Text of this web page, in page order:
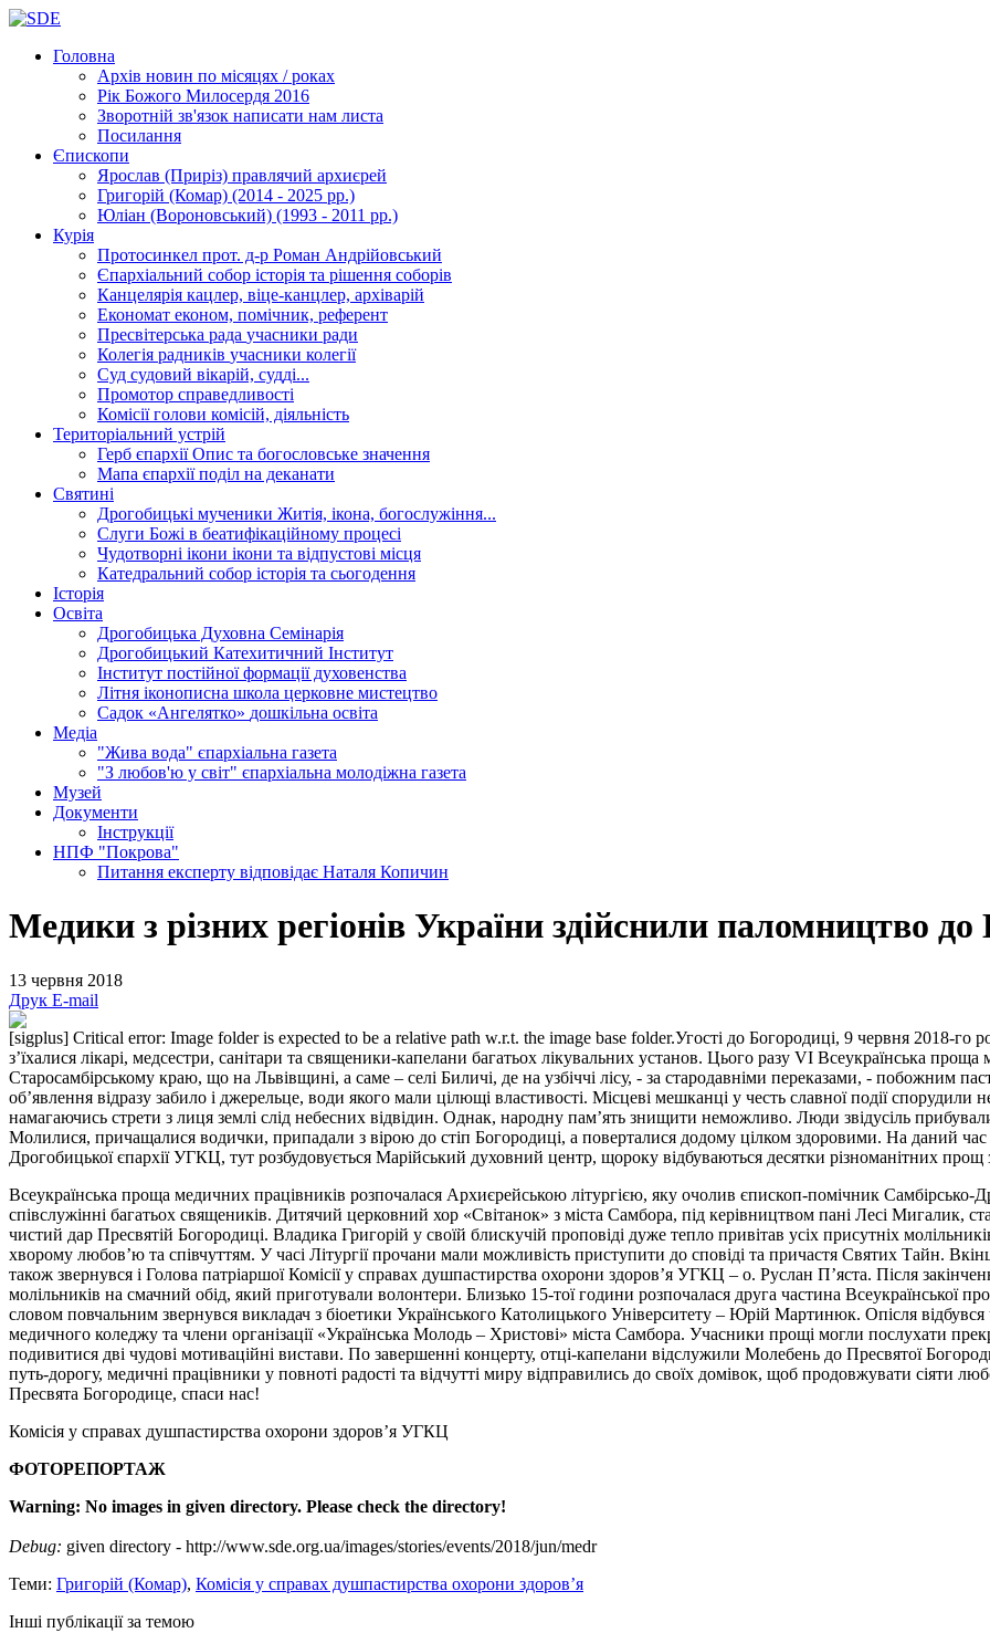
Головна
Архів новин по місяцях / роках
Рік Божого Милосердя 2016
Зворотній зв'язок написати нам листа
Посилання
Єпископи
Ярослав (Приріз) правлячий архиєрей
Григорій (Комар) (2014 - 2025 рр.)
Юліан (Вороновський) (1993 - 2011 рр.)
Курія
Протосинкел прот. д-р Роман Андрійовський
Єпархіальний собор історія та рішення соборів
Канцелярія кацлер, віце-канцлер, архіварій
Економат економ, помічник, референт
Пресвітерська рада учасники ради
Колегія радників учасники колегії
Суд судовий вікарій, судді...
Промотор справедливості
Комісіїголови комісій, діяльність
Територіальний устрій
Герб єпархіїОпис та богословське значення
Мапа єпархіїподіл на деканати
Святині
Дрогобицькі мученики Житія, ікона, богослужіння...
Слуги Божі в беатифікаційному процесі
Чудотворні ікони ікони та відпустові місця
Катедральний собор історія та сьогодення
Історія
Освіта
Дрогобицька Духовна Семінарія
Дрогобицький Катехитичний Інститут
Інститут постійної формації духовенства
Літня іконописна школа церковне мистецтво
Садок «Ангелятко» дошкільна освіта
Медіа
"Жива вода" єпархіальна газета
"З любов'ю у світ" єпархіальна молодіжна газета
Музей
Документи
Інструкції
НПФ "Покрова"
Питання експерту відповідає Наталя Копичин
Медики з різних регіонів України здійснили паломництво
13 червня 2018
Друк E-mail
[sigplus] Critical error: Image folder is expected to be a relative path w.r.t. the image base folder.Угості до Богородиці, 9 червня 2018-го
з’їхалися лікарі, медсестри, санітари та священики-капелани багатьох лікувальних установ. Цього разу VI Всеукраїнська
Старосамбірському краю, що на Львівщині, а саме – селі Биличі, де на узбіччі лісу, - за стародавніми переказами, - побожним
об’явлення відразу забило і джерельце, води якого мали цілющі властивості. Місцеві мешканці у честь славної події
намагаючись стрети з лиця землі слід небесних відвідин. Однак, народну пам’ять знищити неможливо. Люди звідусіль
Молилися, причащалися водички, припадали з вірою до стіп Богородиці, а поверталися додому цілком здоровими. На даний
Дрогобицької єпархії УГКЦ, тут розбудовується Марійський духовний центр, щороку відбуваються десятки різноманітних
Всеукраїнська проща медичних працівників розпочалася Архиєрейською літургією, яку очолив єпископ-помічник
співслужінні багатьох священиків. Дитячий церковний хор «Світанок» з міста Самбора, під керівництвом пані Лесі Мигалик,
чистий дар Пресвятій Богородиці. Владика Григорій у своїй блискучій проповіді дуже тепло привітав усіх присутніх
хворому любов’ю та співчуттям. У часі Літургії прочани мали можливість приступити до сповіді та причастя Святих Тайн.
також звернувся і Голова патріаршої Комісії у справах душпастирства охорони здоров’я УГКЦ – о. Руслан П’яста. Після
молільників на смачний обід, який приготували волонтери. Близько 15-тої години розпочалася друга частина Всеукраїнської
словом повчальним звернувся викладач з біоетики Українського Католицького Університету – Юрій Мартинюк. Опісля
медичного коледжу та члени організації «Українська Молодь – Христові» міста Самбора. Учасники прощі могли послухати
подивитися дві чудові мотиваційні вистави. По завершенні концерту, отці-капелани відслужили Молебень до Пресвятої
путь-дорогу, медичні працівники у повноті радості та відчутті миру відправились до своїх домівок, щоб продовжувати сіяти
Пресвята Богородице, спаси нас!
Комісія у справах душпастирства охорони здоров’я УГКЦ
ФОТОРЕПОРТАЖ
Warning: No images in given directory. Please check the directory!
Debug: given directory - http://www.sde.org.ua/images/stories/events/2018/jun/medr
Теми: Григорій (Комар), Комісія у справах душпастирства охорони здоров’я
Інші публікації за темою